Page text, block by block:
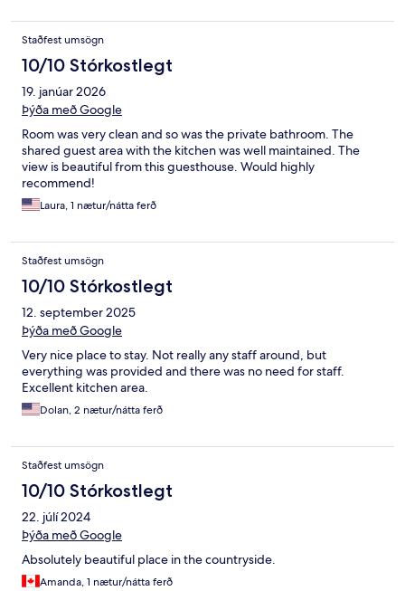
Staðfest umsögn
10/10 Stórkostlegt
19. janúar 2026
Þýða með Google
Room was very clean and so was the private bathroom. The
shared guest area with the kitchen was well maintained. The
view is beautiful from this guesthouse. Would highly
recommend!
Laura, 1 nætur/nátta ferð
Staðfest umsögn
10/10 Stórkostlegt
12. september 2025
Þýða með Google
Very nice place to stay. Not really any staff around, but
everything was provided and there was no need for staff.
Excellent kitchen area.
Dolan, 2 nætur/nátta ferð
Staðfest umsögn
10/10 Stórkostlegt
22. júlí 2024
Þýða með Google
Absolutely beautiful place in the countryside.
Amanda, 1 nætur/nátta ferð